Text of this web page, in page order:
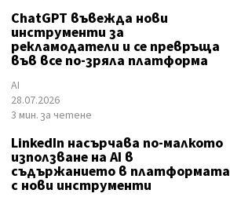
ChatGPT въвежда нови
инструменти за
рекламодатели и се превръща
във все по-зряла платформа
AI
28.07.2026
3 мин. за четене
LinkedIn насърчава по-малкото
използване на AI в
съдържанието в платформата
с нови инструменти